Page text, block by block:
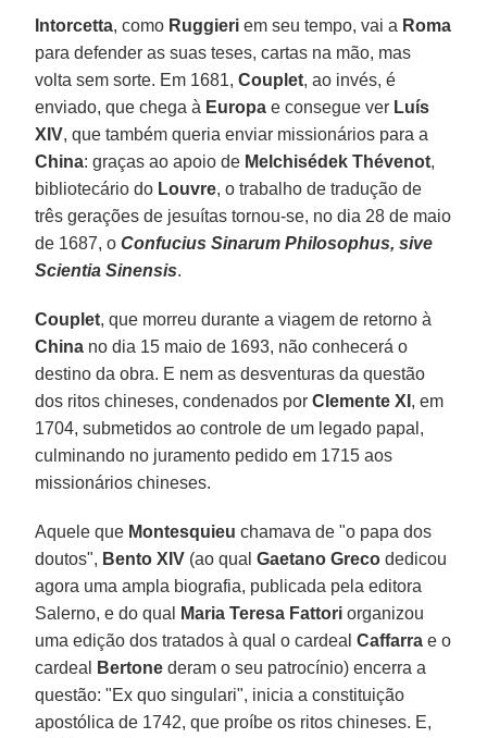
Intorcetta, como Ruggieri em seu tempo, vai a Roma
para defender as suas teses, cartas na mão, mas
volta sem sorte. Em 1681,Couplet, ao invés, é
enviado, que chega à Europa e consegue ver Luís
XIV, que também queria enviar missionários para a
China: graças ao apoio de Melchisédek Thévenot,
bibliotecário do Louvre, o trabalho de tradução de
três gerações de jesuítas tornou-se, no dia 28 de maio
de 1687, oConfucius Sinarum Philosophus, sive
Scientia Sinensis.
Couplet, que morreu durante a viagem de retorno à
China no dia 15 maio de 1693, não conhecerá o
destino da obra. E nem as desventuras da questão
dos ritos chineses, condenados porClemente XI , em
1704, submetidos ao controle de um legado papal,
culminando no juramento pedido em 1715 aos
missionários chineses.
Aquele que Montesquieu chamava de "o papa dos
doutos", Bento XIV (ao qualGaetano Greco dedicou
agora uma ampla biografia, publicada pela editora
Salerno, e do qual
Maria Teresa Fattori organizou
uma edição dos tratados à qual o cardealCaffarra e o
cardeal
Bertone deram o seu patrocínio) encerra a
questão: "Ex quo singulari", inicia a constituição
apostólica de 1742, que proíbe os ritos chineses. E,